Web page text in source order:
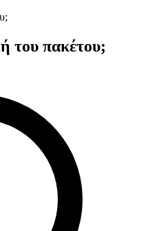
του πακέτου;